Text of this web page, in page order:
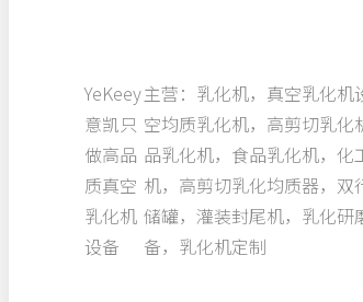
YeKeey
意凯只
做高品
质真空
乳化机
设备
主营：乳化机，真空乳化机
空均质乳化机，高剪切乳化
品乳化机，食品乳化机，化
机，高剪切乳化均质器，双
储罐，灌装封尾机，乳化研
备，乳化机定制